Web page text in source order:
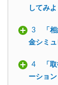
してみよ
3
「
金シミ
4
「
ーション